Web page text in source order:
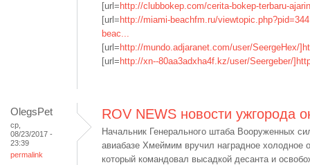
[url= http://clubbokep.com/cerita-bokep-terbaru-
[url= http://miami-beachfm.ru/
beac...
[url= http://mundo.adjaranet.com/user/SeergeHex/
[url= http://xn--80aa3adxha4f.kz/user/Seergeber/
OlegsPet
ср,
08/23/2017 -
23:39
permalink
ROV NEWS новости ужгорода
Начальник Генерального штаба Вооруженных
авиабазе Хмеймим вручил наградное холодное
который командовал высадкой десанта и